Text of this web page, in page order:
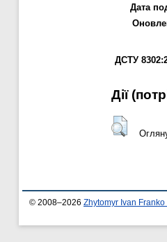
Дата
ДСТУ
Дії
© 2008–2026 Zhytomyr Ivan